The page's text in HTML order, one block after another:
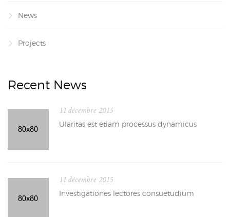
News
Projects
Recent News
11 décembre 2015
Ularitas est etiam processus dynamicus
11 décembre 2015
Investigationes lectores consuetudium